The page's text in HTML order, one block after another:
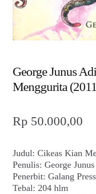
George Junus
Menggurita
Rp 50.000,00
Judul: Cikeas Kian
Penulis: George
Penerbit: Galang Press
Tebal: 204 hlm